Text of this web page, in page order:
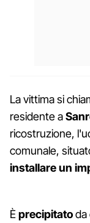
La vittima si
residente a
ricostruzione,
comunale,
installare un
È precipitatoda